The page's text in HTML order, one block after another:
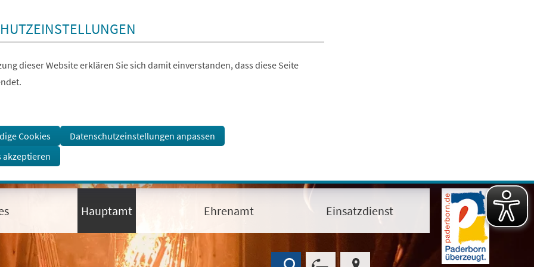
dieser Website erklären Sie sich damit einverstanden, dass diese Seite
Cookies
Datenschutzeinstellungen anpassen
akzeptieren
Hauptamt Ehrenamt Einsatzdienst